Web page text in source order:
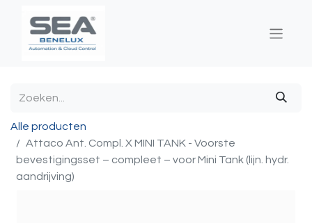
Alle producten
Attaco Ant. Compl. X MINI TANK - Voorste
bevestigingsset – compleet – voor Mini Tank (lijn. hydr.
aandrijving)